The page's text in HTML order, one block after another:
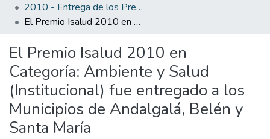
Statistics
2010 - Entrega de los Premios ISALUD
El Premio Isalud 2010 en Categoría: Ambiente y Salud (Institucional) fue entregado a los Municipios de Andalgalá, Belén y Santa María
El Premio Isalud 2010 en
Categoría: Ambiente y Salud
(Institucional) fue entregado a los
Municipios de Andalgalá, Belén y
Santa María